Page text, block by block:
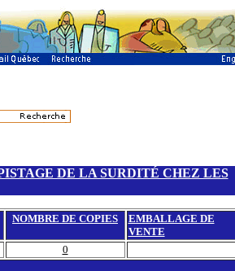
DE LA SURDITÉ CHEZ LES
NOMBRE DE COPIES
EMBALLAGE DE
VENTE
0